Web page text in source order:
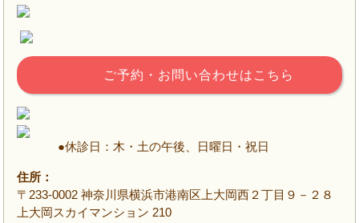
ご予約・お問い合わせはこちら
●休診日：木・土の午後、日曜日・祝日
住所：
〒233-0002 神奈川県横浜市港南区上大岡西２丁目９－２８
上大岡スカイマンション 210